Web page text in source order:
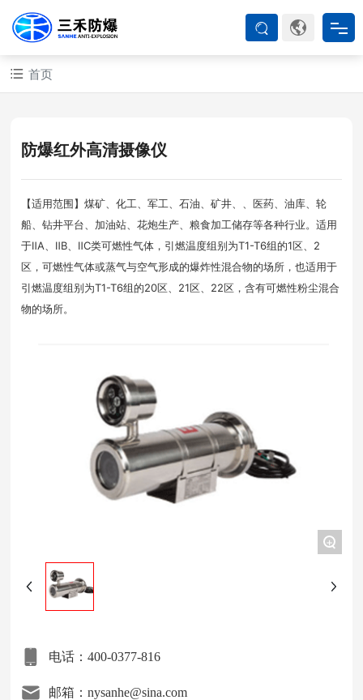
首页
ATEX系列
防爆空调
防爆箱柜
首页
防爆红外高清摄像仪
【适用范围】煤矿、化工、军工、石油、矿井、、医药、油库、轮
船、钻井平台、加油站、花炮生产、粮食加工储存等各种行业。适用
于ⅡA、ⅡB、ⅡC类可燃性气体，引燃温度组别为T1-T6组的1区、2
区，可燃性气体或蒸气与空气形成的爆炸性混合物的场所，也适用于
引燃温度组别为T1-T6组的20区、21区、22区，含有可燃性粉尘混合
物的场所。
+
电话：400-0377-816
邮箱：nysanhe@sina.com